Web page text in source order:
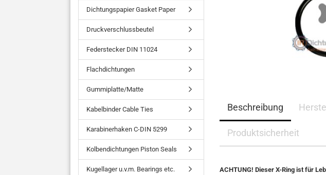
Beschreibung
Produktsicherheit
ACHTUNG! Dieser X-Ring ist für
Dichtungspapier Gasket Paper
Druckverschlussbeutel
Federstecker DIN 11024
Flachdichtungen
Gummiplatte/Matte
Kabelbinder Cable Ties
Karabinerhaken C-DIN 5299
Kolbendichtungen Piston Seals
Kugellager u.v.m. Bearings etc.